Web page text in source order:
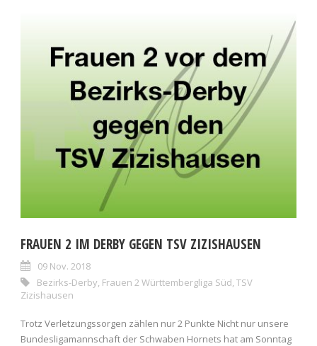
FRAUEN 2 IM DERBY GEGEN TSV ZIZISHAUSEN
09 Nov. 2018
Bezirks-Derby, Frauen 2 Württembergliga Süd, TSV
Zizishausen
Trotz Verletzungssorgen zählen nur 2 Punkte Nicht nur unsere
Bundesligamannschaft der Schwaben Hornets hat am Sonntag